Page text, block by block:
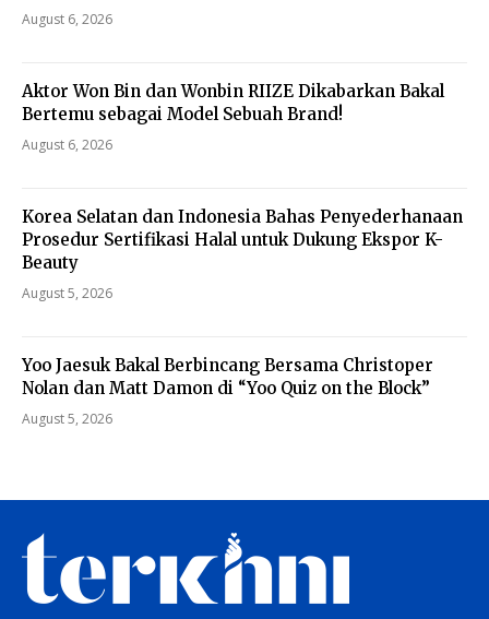
August 6, 2026
Aktor Won Bin dan Wonbin RIIZE Dikabarkan Bakal
Bertemu sebagai Model Sebuah Brand!
August 6, 2026
Korea Selatan dan Indonesia Bahas Penyederhanaan
Prosedur Sertifikasi Halal untuk Dukung Ekspor K-
Beauty
August 5, 2026
Yoo Jaesuk Bakal Berbincang Bersama Christoper
Nolan dan Matt Damon di “Yoo Quiz on the Block”
August 5, 2026